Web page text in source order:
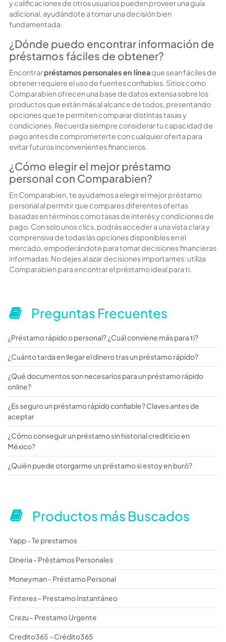
y calificaciones de otros usuarios pueden proveer una guía
adicional, ayudándote a tomar una decisión bien
fundamentada.
¿Dónde puedo encontrar información de
préstamos fáciles de obtener?
Encontrarpréstamos personales en líneaque sean fáciles de
obtener requiere el uso de fuentes confiables. Sitios como
Comparabien ofrecen una base de datos extensa sobre los
productos que están más al alcance de todos, presentando
opciones que te permiten comparar distintas tasas y
condiciones. Recuerda siempre considerar tu capacidad de
pago antes de comprometerte con cualquier oferta para
evitar futuros inconvenientes financieros.
¿Cómo elegir el mejor préstamo
personal con Comparabien?
En Comparabien, te ayudamos a elegir el mejor préstamo
personal al permitir que compares diferentes ofertas
basadas en términos como tasas de interés y condiciones de
pago. Con solo unos clics, podrás acceder a una vista clara y
comprensiva de todas las opciones disponibles en el
mercado, empoderándote para tomar decisiones financieras
informadas. No dejes al azar decisiones importantes: utiliza
Comparabien para encontrar el préstamo ideal para ti.
Preguntas Frecuentes
¿Préstamo rápido o personal? ¿Cuál conviene más para ti?
¿Cuánto tarda en llegar el dinero tras un préstamo rápido?
¿Qué documentos son necesarios para un préstamo rápido
online?
¿Es seguro un préstamo rápido confiable? Claves antes de
aceptar
¿Cómo conseguir un préstamo sin historial crediticio en
México?
¿Quién puede otorgarme un préstamo si estoy en buró?
Productos más Buscados
Yapp - Te prestamos
Dineria - Préstamos Personales
Moneyman - Préstamo Personal
Finteres - Prestamo Instantáneo
Crezu - Prestamo Urgente
Credito365 - Crédito365